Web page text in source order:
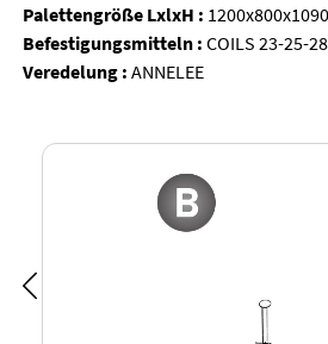
Palettengröße LxlxH : 1200x800x1090
Befestigungsmitteln : COILS 23-25-
Veredelung : ANNELEE